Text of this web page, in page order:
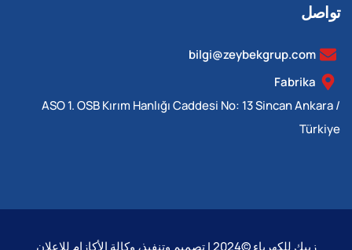
تواصل
bilgi@zeybekgrup.com
Fabrika
ASO 1. OSB Kırım Hanlığı Caddesi No: 13 Sincan Ankara /
Türkiye